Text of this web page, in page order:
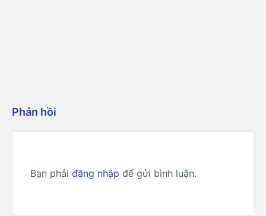
Phản hồi
Bạn phải đăng nhập để gửi bình luận.